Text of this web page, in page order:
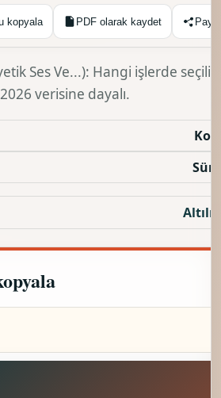
kopyala PDF olarak kaydet
Ses Ve...): Hangi işlerde
verisine dayalı.
Altılı